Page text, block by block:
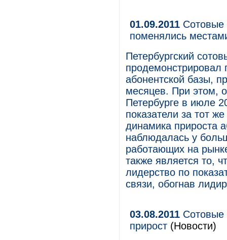
01.09.2011 Сотовые
поменялись
Петербургский
продемонстрировал
абонентской базы,
месяцев. При этом,
Петербурге в июле
показатели за тот
динамика прироста
наблюдалась у
работающих на
также является то,
лидерство по
связи, обогнав
03.08.2011 Сотовые
прирост (Новости)